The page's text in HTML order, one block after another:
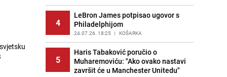
14
Tuga potresla grad na Uni:
Preminula Lejla Muhić (39),
sugrađani u nevjerici
PRIJE 2 DANA | BOSNA I HERCEGOVINA
15
Borba trajala satima: Pogledajte
'grdosiju' od skoro tri metra koju su
braća izvukla iz mora
4
LeBron James potpisao ugovor s
Philadelphijom
24.07.26. 18:25 | KOŠARKA
5
Haris Tabaković poručio o
Muharemoviću: "Ako ovako nastavi
završit će u Manchester Unitedu"